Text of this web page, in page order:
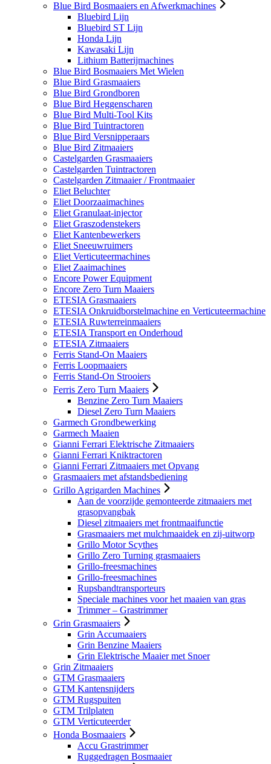
Blue Bird Bosmaaiers en Afwerkmachines
Bluebird Lijn
Bluebird ST Lijn
Honda Lijn
Kawasaki Lijn
Lithium Batterijmachines
Blue Bird Bosmaaiers Met Wielen
Blue Bird Grasmaaiers
Blue Bird Grondboren
Blue Bird Heggenscharen
Blue Bird Multi-Tool Kits
Blue Bird Tuintractoren
Blue Bird Versnipperaars
Blue Bird Zitmaaiers
Castelgarden Grasmaaiers
Castelgarden Tuintractoren
Castelgarden Zitmaaier / Frontmaaier
Eliet Beluchter
Eliet Doorzaaimachines
Eliet Granulaat-injector
Eliet Graszodenstekers
Eliet Kantenbewerkers
Eliet Sneeuwruimers
Eliet Verticuteermachines
Eliet Zaaimachines
Encore Power Equipment
Encore Zero Turn Maaiers
ETESIA Grasmaaiers
ETESIA Onkruidborstelmachine en Verticuteermachine
ETESIA Ruwterreinmaaiers
ETESIA Transport en Onderhoud
ETESIA Zitmaaiers
Ferris Stand-On Maaiers
Ferris Loopmaaiers
Ferris Stand-On Strooiers
Ferris Zero Turn Maaiers
Benzine Zero Turn Maaiers
Diesel Zero Turn Maaiers
Garmech Grondbewerking
Garmech Maaien
Gianni Ferrari Elektrische Zitmaaiers
Gianni Ferrari Kniktractoren
Gianni Ferrari Zitmaaiers met Opvang
Grasmaaiers met afstandsbediening
Grillo Agrigarden Machines
Aan de voorzijde gemonteerde zitmaaiers met
grasopvangbak
Diesel zitmaaiers met frontmaaifunctie
Grasmaaiers met mulchmaaidek en zij-uitworp
Grillo Motor Scythes
Grillo Zero Turning grasmaaiers
Grillo-freesmachines
Grillo-freesmachines
Rupsbandtransporteurs
Speciale machines voor het maaien van gras
Trimmer – Grastrimmer
Grin Grasmaaiers
Grin Accumaaiers
Grin Benzine Maaiers
Grin Elektrische Maaier met Snoer
Grin Zitmaaiers
GTM Grasmaaiers
GTM Kantensnijders
GTM Rugspuiten
GTM Trilplaten
GTM Verticuteerder
Honda Bosmaaiers
Accu Grastrimmer
Ruggedragen Bosmaaier